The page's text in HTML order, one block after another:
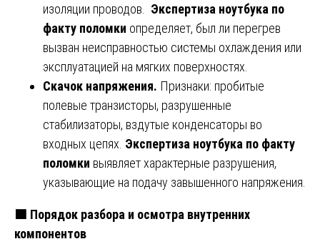
изоляции проводов. Экспертиза ноутбука по
факту поломки определяет, был ли перегрев
вызван неисправностью системы охлаждения или
эксплуатацией на мягких поверхностях.
Скачок напряжения. Признаки: пробитые
полевые транзисторы, разрушенные
стабилизаторы, вздутые конденсаторы во
входных цепях. Экспертиза ноутбука по факту
поломки выявляет характерные разрушения,
указывающие на подачу завышенного напряжения.
🟩 Порядок разбора и осмотра внутренних
компонентов